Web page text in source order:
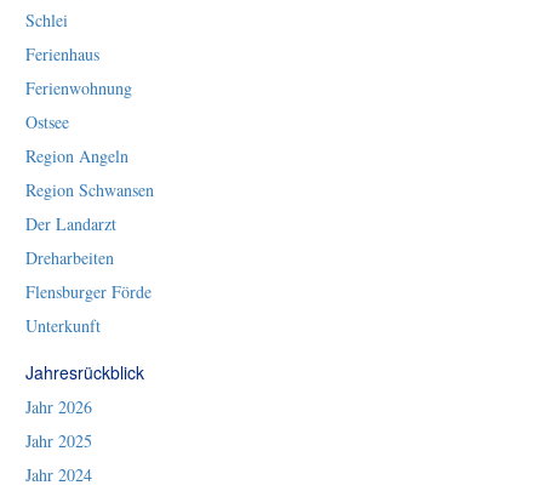
Schlei
Ferienhaus
Ferienwohnung
Ostsee
Region Angeln
Region Schwansen
Der Landarzt
Dreharbeiten
Flensburger Förde
Unterkunft
Jahresrückblick
Jahr 2026
Jahr 2025
Jahr 2024